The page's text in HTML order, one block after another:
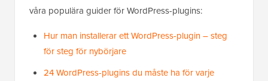
våra populära guider för WordPress-plugins:
Hur man installerar ett WordPress-plugin – steg
för steg för nybörjare
24 WordPress-plugins du måste ha för varje